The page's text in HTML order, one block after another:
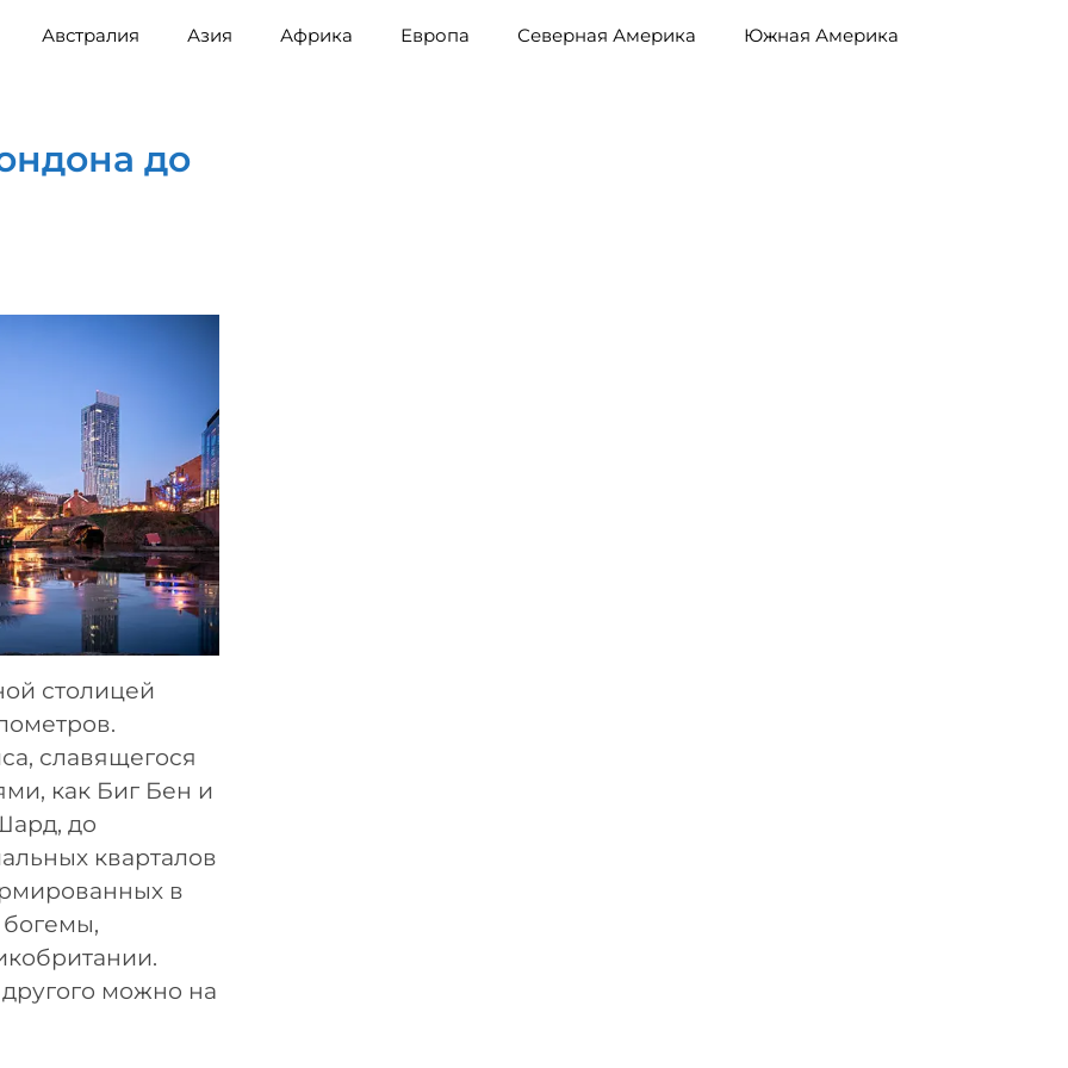
Австралия Азия Африка Европа Северная Америка Южная Америка
до
столицей
славящегося
как Биг Бен и
до
кварталов
в
можно на